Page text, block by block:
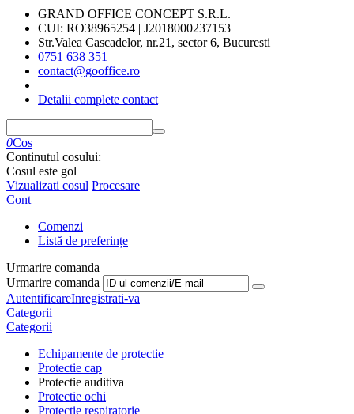
GRAND OFFICE CONCEPT S.R.L.
CUI: RO38965254 | J2018000237153
Str.Valea Cascadelor, nr.21, sector 6, Bucuresti
0751 638 351
contact@gooffice.ro
Detalii complete contact
0Cos
Continutul cosului:
Cosul este gol
Vizualizati cosul Procesare
Cont
Comenzi
Listă de preferințe
Urmarire comanda
Urmarire comanda
AutentificareInregistrati-va
Categorii
Categorii
Echipamente de protectie
Protectie cap
Protectie auditiva
Protectie ochi
Protectie respiratorie